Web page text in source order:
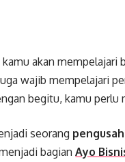
akan mempelajari
wajib mempelajari
begitu, kamu
seorang
bagianAyo